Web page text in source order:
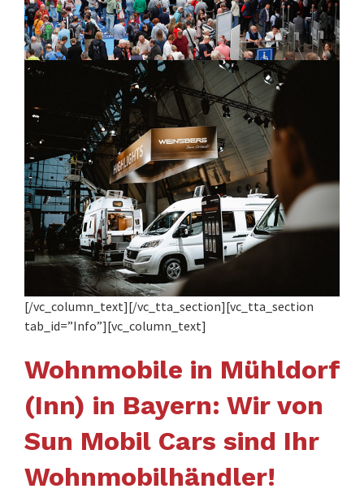
[/vc_column_text][/vc_tta_section][vc_tta_section
tab_id=”Info”][vc_column_text]
Wohnmobile in Mühldorf
(Inn) in Bayern: Wir von
Sun Mobil Cars sind Ihr
Wohnmobilhändler!